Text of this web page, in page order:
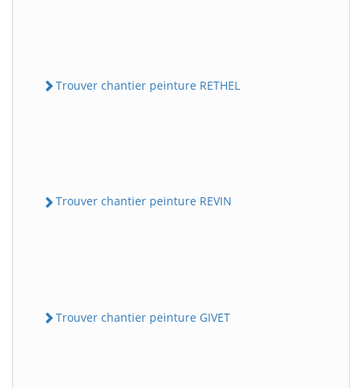
Trouver chantier peinture RETHEL
Trouver chantier peinture REVIN
Trouver chantier peinture GIVET